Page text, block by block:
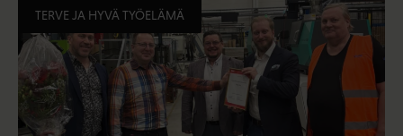
TERVE JA HYVÄ TYÖELÄMÄ